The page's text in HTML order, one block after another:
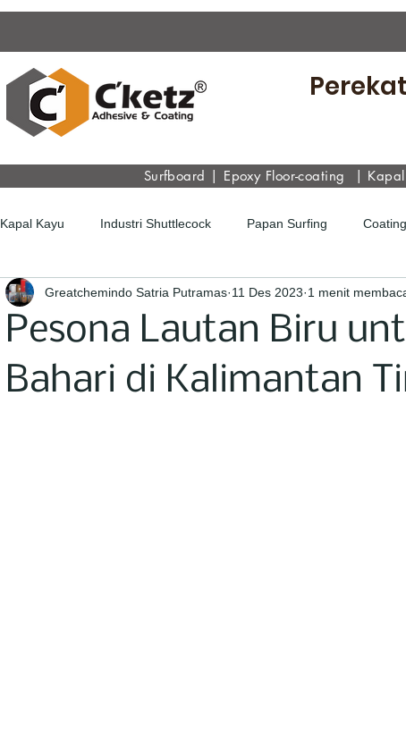
Surfboard | Epoxy Floor-coating |
Kapal Kayu Industri Shuttlecock Papan Surfing
Pesona Lautan Biru
Bahari di Kalimantan
Greatchemindo Satria Putramas 11 Des 2023 1 menit